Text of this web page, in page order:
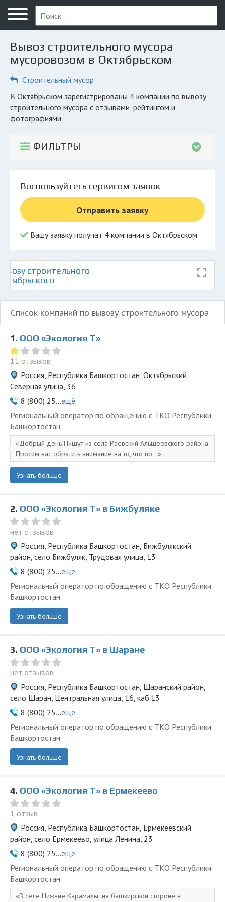
Меню
Главная
Вопрос юристу
Вывоз
Обеззараживание
Личный кабинет
© 2026 Все права защищены
Вывоз строительного мусора
мусоровозом в Октябрьском
Строительный мусор
в Октябрьском зарегистрированы 4 компании по вывозу
строительного мусора с отзывами, рейтингом и
фотографиями
ФИЛЬТРЫ
Воспользуйтесь сервисом заявок
Отправить заявку
Вашу заявку получат 4 компании в Октябрьском
строительного
Список компаний по вывозу строительного мусора
1. ООО «Экология Т»
11 отзывов
Россия, Республика Башкортостан, Октябрьский,
Северная улица, 36
8 (800) 25...ещё
Региональный оператор по обращению с ТКО Республики
Башкортостан
Добрый день!Пишут из села Раевский Альшеевского района.
Просим вас обратить внимание на то, что по...
Узнать больше
2. ООО «Экология Т» в Бижбуляке
нет отзывов
Россия, Республика Башкортостан, Бижбулякский
район, село Бижбуляк, Трудовая улица, 13
8 (800) 25...ещё
Региональный оператор по обращению с ТКО Республики
Башкортостан
Узнать больше
3. ООО «Экология Т» в Шаране
нет отзывов
Россия, Республика Башкортостан, Шаранский район,
село Шаран, Центральная улица, 16, каб.13
8 (800) 25...ещё
Региональный оператор по обращению с ТКО Республики
Башкортостан
Узнать больше
4. ООО «Экология Т» в Ермекеево
1 отзыв
Россия, Республика Башкортостан, Ермекеевский
район, село Ермекеево, улица Ленина, 23
8 (800) 25...ещё
Региональный оператор по обращению с ТКО Республики
Башкортостан
В селе Нижние Карамалы ,на башкирскои стороне в